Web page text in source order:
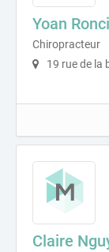
Yoan
Chiropracteur
19 rue de la
Claire